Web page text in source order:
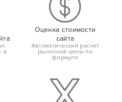
в
Оценка стоимости
сайта
Автоматический расчет
рыночной цены по
формуле